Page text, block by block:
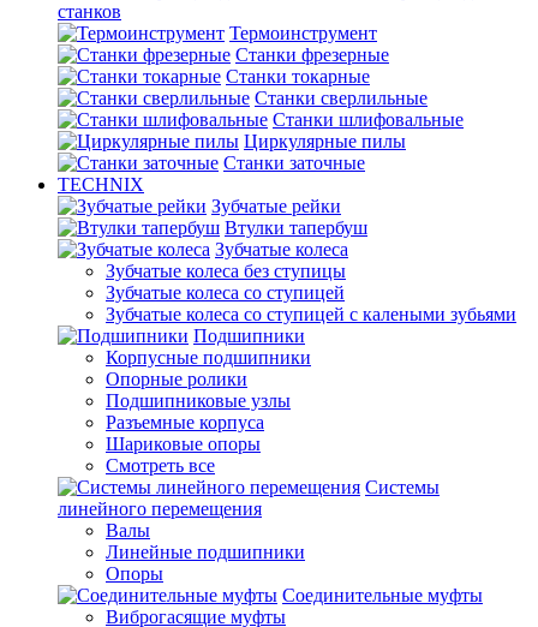
станков
Термоинструмент
Станки фрезерные
Станки токарные
Станки сверлильные
Станки шлифовальные
Циркулярные пилы
Станки заточные
TECHNIX
Зубчатые рейки
Втулки тапербуш
Зубчатые колеса
Зубчатые колеса без ступицы
Зубчатые колеса со ступицей
Зубчатые колеса со ступицей с калеными зубьями
Подшипники
Корпусные подшипники
Опорные ролики
Подшипниковые узлы
Разъемные корпуса
Шариковые опоры
Смотреть все
Системы
линейного перемещения
Валы
Линейные подшипники
Опоры
Соединительные муфты
Виброгасящие муфты